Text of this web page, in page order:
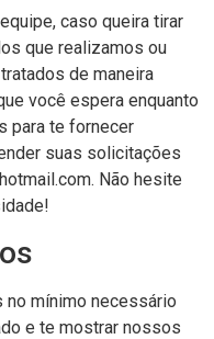
caso queira tirar
que realizamos ou
de maneira
você espera enquanto
para te fornecer
suas solicitações
. Não hesite
mínimo necessário
e te mostrar nossos